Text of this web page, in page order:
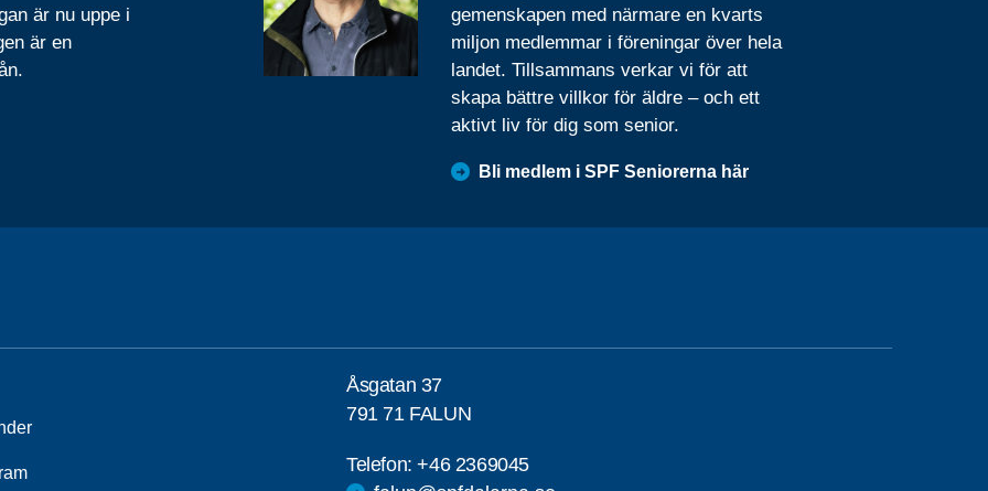
är nu uppe i
är en
gemenskapen med närmare en kvarts
miljon medlemmar i föreningar över hela
landet. Tillsammans verkar vi för att
skapa bättre villkor för äldre – och ett
aktivt liv för dig som senior.
Bli medlem i SPF Seniorerna här
Åsgatan 37
791 71 FALUN
Telefon:+46 2369045